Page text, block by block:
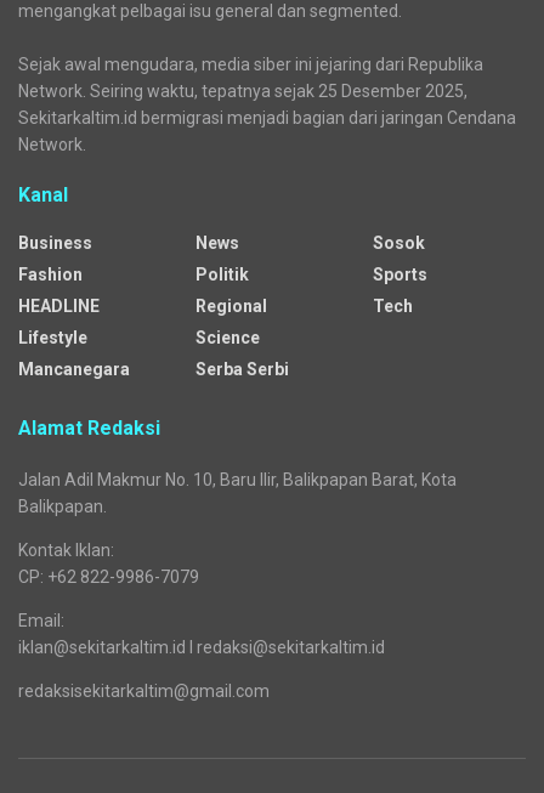
mengangkat pelbagai isu general dan segmented.
Sejak awal mengudara, media siber ini jejaring dari Republika
Network. Seiring waktu, tepatnya sejak 25 Desember 2025,
Sekitarkaltim.id bermigrasi menjadi bagian dari jaringan Cendana
Network.
Kanal
Business
Fashion
HEADLINE
Lifestyle
Mancanegara
News
Politik
Regional
Science
Serba Serbi
Sosok
Sports
Tech
Alamat Redaksi
Jalan Adil Makmur No. 10, Baru Ilir, Balikpapan Barat, Kota
Balikpapan.
Kontak Iklan:
CP: +62 822-9986-7079
Email:
iklan@sekitarkaltim.id I redaksi@sekitarkaltim.id
redaksisekitarkaltim@gmail.com